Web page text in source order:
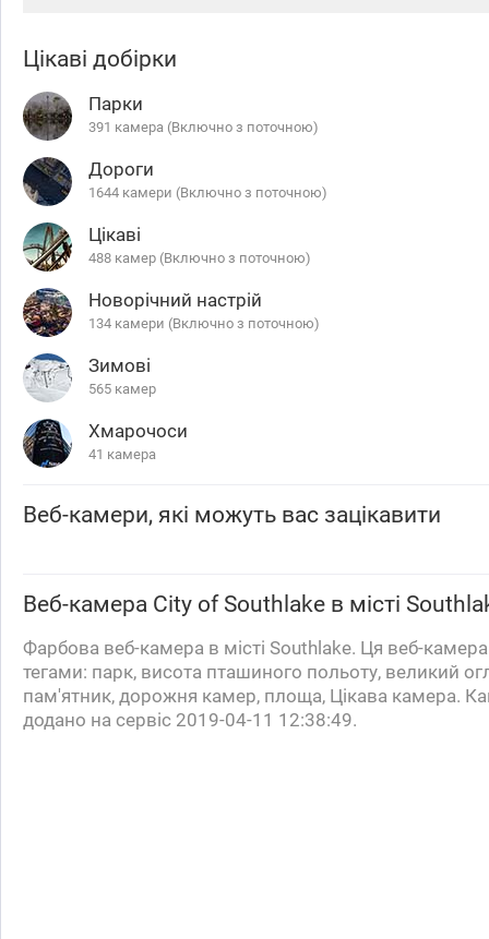
Цікаві добірки
Парки
391 камера (Включно з поточною)
Дороги
1644 камери (Включно з поточною)
Цікаві
488 камер (Включно з поточною)
Новорічний настрій
134 камери (Включно з поточною)
Зимові
565 камер
Хмарочоси
41 камера
Веб-камери, які можуть вас зацікавити
Веб-камера City of Southlake в місті
Фарбова веб-камера в місті Southlake. Ця веб-
тегами: парк, висота пташиного польоту, великий
пам'ятник, дорожня камер, площа, Цікава камера.
додано на сервіс 2019-04-11 12:38:49.